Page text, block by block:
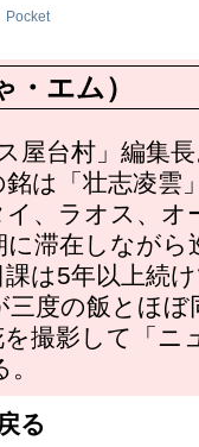
Pocket
エム）
屋台村」編集
は「壮志凌雲
、ラオス、オ
滞在しながら
は5年以上続
度の飯とほ
撮影して「ニ
る